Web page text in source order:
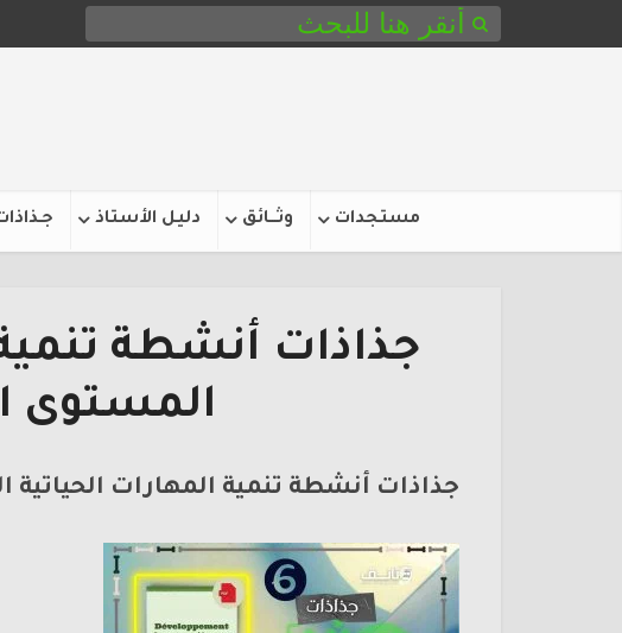
مستجدات وثـــائق دليل الأستاذ
جذاذات أنشطة تنمية
المستوى
جذاذات أنشطة تنمية المهارات